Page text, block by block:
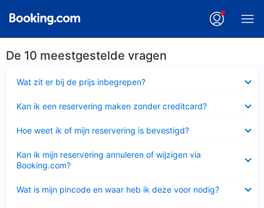
De 10 meestgestelde vragen
Wat zit er bij de prijs inbegrepen?
Kan ik een reservering maken zonder creditcard?
Hoe weet ik of mijn reservering is bevestigd?
Kan ik mijn reservering annuleren of wijzigen via
Booking.com?
Wat is mijn pincode en waar heb ik deze voor nodig?